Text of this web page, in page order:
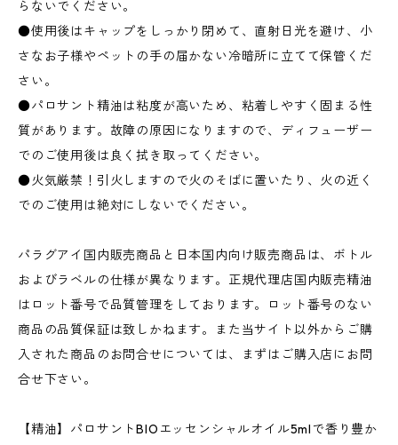
らないでください。
●使用後はキャップをしっかり閉めて、直射日光を避け、小
さなお子様やペットの手の届かない冷暗所に立てて保管くだ
さい。
●パロサント精油は粘度が高いため、粘着しやすく固まる性
質があります。故障の原因になりますので、ディフューザー
でのご使用後は良く拭き取ってください。
●火気厳禁！引火しますので火のそばに置いたり、火の近く
でのご使用は絶対にしないでください。
パラグアイ国内販売商品と日本国内向け販売商品は、ボトル
およびラベルの仕様が異なります。正規代理店国内販売精油
はロット番号で品質管理をしております。ロット番号のない
商品の品質保証は致しかねます。また当サイト以外からご購
入された商品のお問合せについては、まずはご購入店にお問
合せ下さい。
【精油】パロサントBIOエッセンシャルオイル5mlで香り豊か